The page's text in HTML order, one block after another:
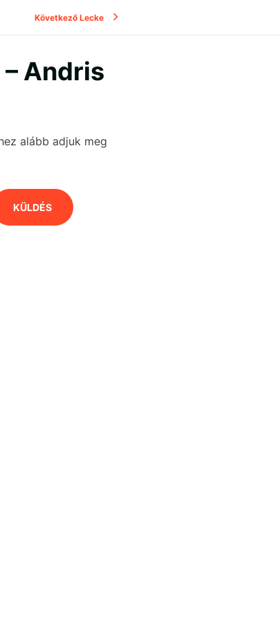
Következő Lecke
Andris
alább adjuk meg